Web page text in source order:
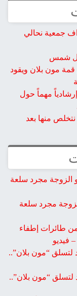
جمعية نحالي
شمس
قمة مون بلان ويقود
مهماً حول
منها بعد
الزوجة مجرد سلعة
مجرد سلعة
من طائرات إطفاء
فيديو
لتسلق “مون بلان”..
لتسلق “مون بلان”..